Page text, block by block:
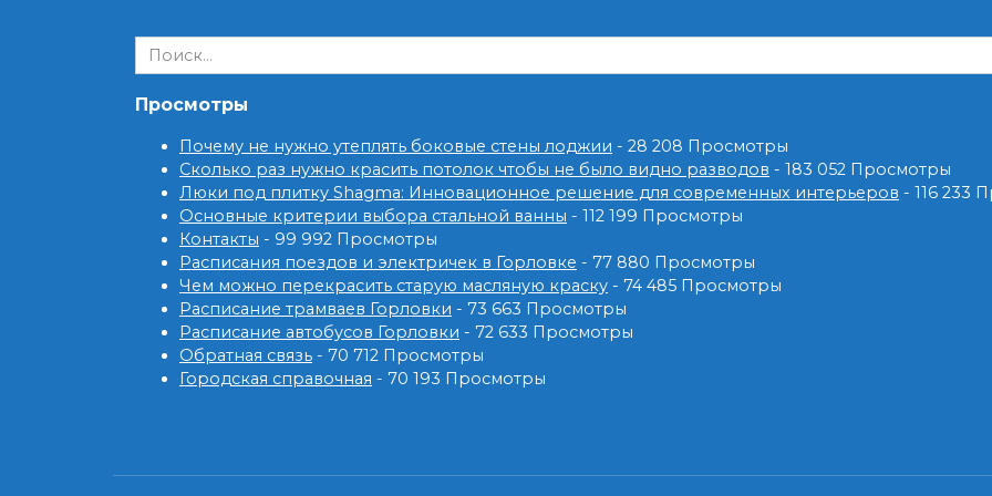
Search
for:
Просмотры
Почему не нужно утеплять боковые стены лоджии - 28 208 Просмотры
Сколько раз нужно красить потолок чтобы не было видно разводов - 183 052 Просмотры
Люки под плитку Shagma: Инновационное решение для современных интерьеров - 116 233
Основные критерии выбора стальной ванны - 112 199 Просмотры
Контакты - 99 992 Просмотры
Расписания поездов и электричек в Горловке - 77 880 Просмотры
Чем можно перекрасить старую масляную краску - 74 485 Просмотры
Расписание трамваев Горловки - 73 663 Просмотры
Расписание автобусов Горловки - 72 633 Просмотры
Обратная связь - 70 712 Просмотры
Городская справочная - 70 193 Просмотры